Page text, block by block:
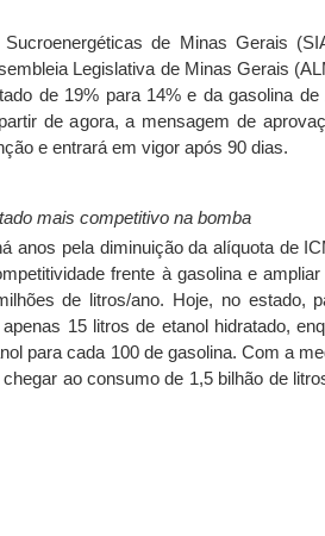
em energia limpa chega para
Alumínio vs. Ferro: guia completo para
produto e percepção do consumidor:
de Minas Gerais
Legislativa de Minas Gerais
de 19% para 14% e da gasolina
de agora, a mensagem de
e entrará em vigor após 90 dias.
mais competitivo na bomba
anos pela diminuição da alíquota de
frente à gasolina e
de litros/ano. Hoje, no estado,
15 litros de etanol hidratado,
para cada 100 de gasolina. Com a
ao consumo de 1,5 bilhão de